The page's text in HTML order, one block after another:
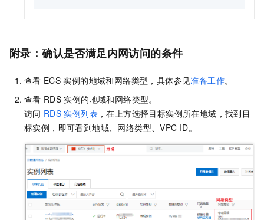
附录：确认是否满足内网访问的条件
查看 ECS 实例的地域和网络类型，具体参见准备工作。
查看 RDS 实例的地域和网络类型。
访问 RDS 实例列表 ，在上方选择目标实例所在地域，找到目
标实例，即可看到地域、网络类型、VPC ID。